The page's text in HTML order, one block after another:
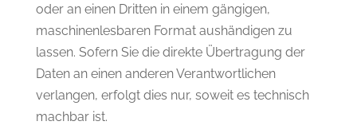
oder an einen Dritten in einem gängigen,
maschinenlesbaren Format aushändigen zu
lassen. Sofern Sie die direkte Übertragung der
Daten an einen anderen Verantwortlichen
verlangen, erfolgt dies nur, soweit es technisch
machbar ist.